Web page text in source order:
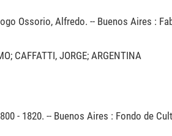
Ossorio, Alfredo. -- Buenos Aires :
CAFFATTI, JORGE; ARGENTINA
- 1820. -- Buenos Aires : Fondo de